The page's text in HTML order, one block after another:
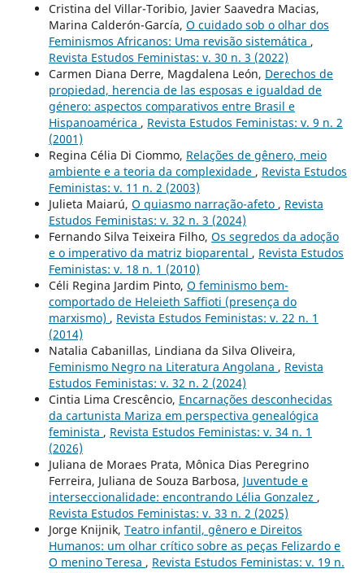
Cristina del Villar-Toribio, Javier Saavedra Macias,
Marina Calderón-García, O cuidado sob o olhar dos
Feminismos Africanos: Uma revisão sistemática ,
Revista Estudos Feministas: v. 30 n. 3 (2022)
Carmen Diana Derre, Magdalena León, Derechos de
propiedad, herencia de las esposas e igualdad de
género: aspectos comparativos entre Brasil e
Hispanoamérica , Revista Estudos Feministas: v. 9 n. 2
(2001)
Regina Célia Di Ciommo, Relações de gênero, meio
ambiente e a teoria da complexidade , Revista Estudos
Feministas: v. 11 n. 2 (2003)
Julieta Maiarú, O quiasmo narração-afeto , Revista
Estudos Feministas: v. 32 n. 3 (2024)
Fernando Silva Teixeira Filho, Os segredos da adoção
e o imperativo da matriz bioparental , Revista Estudos
Feministas: v. 18 n. 1 (2010)
Céli Regina Jardim Pinto, O feminismo bem-
comportado de Heleieth Saffioti (presença do
marxismo) , Revista Estudos Feministas: v. 22 n. 1
(2014)
Natalia Cabanillas, Lindiana da Silva Oliveira,
Feminismo Negro na Literatura Angolana , Revista
Estudos Feministas: v. 32 n. 2 (2024)
Cintia Lima Crescêncio, Encarnações desconhecidas
da cartunista Mariza em perspectiva genealógica
feminista , Revista Estudos Feministas: v. 34 n. 1
(2026)
Juliana de Moraes Prata, Mônica Dias Peregrino
Ferreira, Juliana de Souza Barbosa, Juventude e
interseccionalidade: encontrando Lélia Gonzalez ,
Revista Estudos Feministas: v. 33 n. 2 (2025)
Jorge Knijnik, Teatro infantil, gênero e Direitos
Humanos: um olhar crítico sobre as peças Felizardo e
O menino Teresa , Revista Estudos Feministas: v. 19 n.